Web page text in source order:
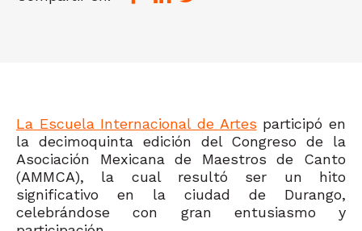
La Escuela Internacional de Artes participó en
la decimoquinta edición del Congreso de la
Asociación Mexicana de Maestros de Canto
(AMMCA), la cual resultó ser un hito
significativo en la ciudad de Durango,
celebrándose con gran entusiasmo y